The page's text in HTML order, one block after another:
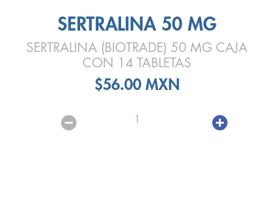
SERTRALINA 50 MG
SERTRALINA (BIOTRADE) 50 MG CAJA
CON 14 TABLETAS
$56.00 MXN
1